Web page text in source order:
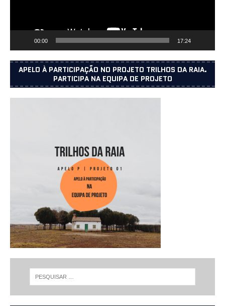
00:00 17:24
APELO À PARTICIPAÇÃO NO PROJETO TRILHOS DA RAIA.
PARTICIPA NA EQUIPA DE PROJETO